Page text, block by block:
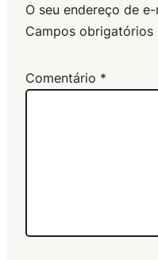
O seu endereço de
Campos obrigatórios
Comentário *